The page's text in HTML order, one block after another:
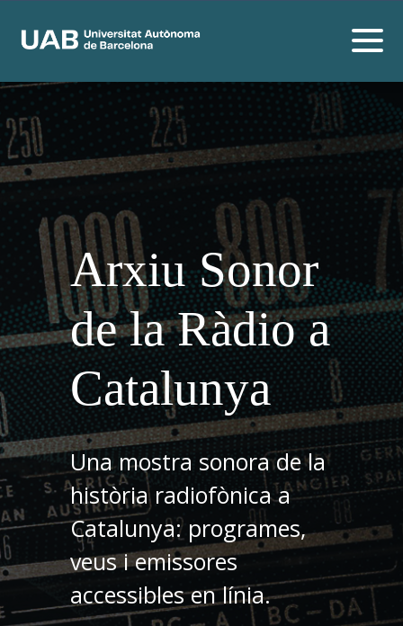
Arxiu Sonor
de la Ràdio a
Catalunya
Una mostra sonora de la
història radiofònica a
Catalunya: programes,
veus i emissores
accessibles en línia.